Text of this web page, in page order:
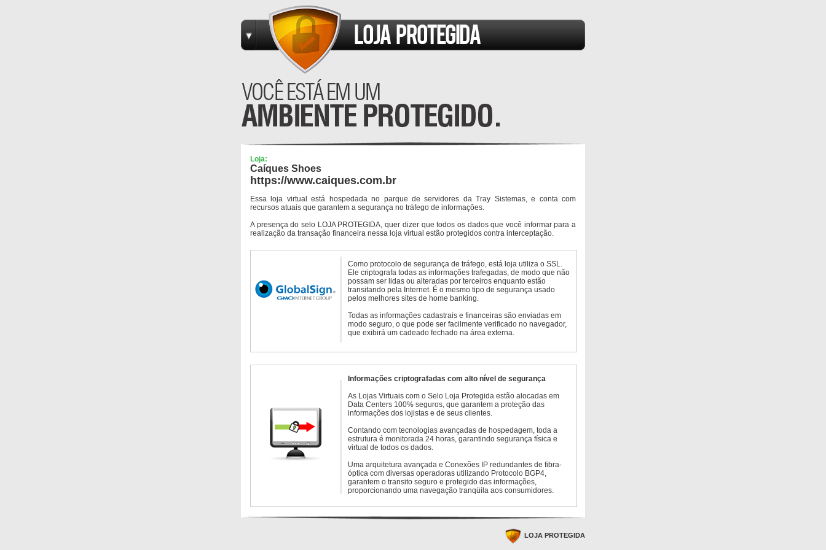
Loja:
Caíques Shoes
https://www.caiques.com.br
Essa loja virtual está hospedada no parque de servidores da Tray Sistemas, e conta com
recursos atuais que garantem a segurança no tráfego de informações.
A presença do selo LOJA PROTEGIDA, quer dizer que todos os dados que você informar para a
realização da transação financeira nessa loja virtual estão protegidos contra interceptação.
Como protocolo de segurança de tráfego, está loja utiliza o SSL.
Ele criptografa todas as informações trafegadas, de modo que não
possam ser lidas ou alteradas por terceiros enquanto estão
transitando pela Internet. É o mesmo tipo de segurança usado
pelos melhores sites de home banking.
Todas as informações cadastrais e financeiras são enviadas em
modo seguro, o que pode ser facilmente verificado no navegador,
que exibirá um cadeado fechado na área externa.
Informações criptografadas com alto nível de segurança
As Lojas Virtuais com o Selo Loja Protegida estão alocadas em
Data Centers 100% seguros, que garantem a proteção das
informações dos lojistas e de seus clientes.
Contando com tecnologias avançadas de hospedagem, toda a
estrutura é monitorada 24 horas, garantindo segurança física e
virtual de todos os dados.
Uma arquitetura avançada e Conexões IP redundantes de fibra-
óptica com diversas operadoras utilizando Protocolo BGP4,
garantem o transito seguro e protegido das informações,
proporcionando uma navegação tranqüila aos consumidores.
LOJA PROTEGIDA